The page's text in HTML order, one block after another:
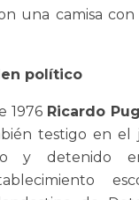
una camisa con
político
1976 Ricardo
testigo en el
y detenido